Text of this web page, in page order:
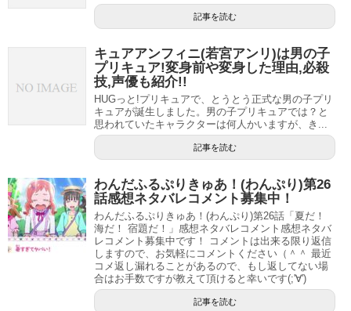
第28話の冒頭はもぐもぐがテレビのCMに出ている猫・りり
ーちゃんにものすごい惚の字になってしまうところからス
タート。
同じ犬ならともなく猫とは…果たしてもぐもぐの恋は成就
するのでしょうか(;´∀｀)
このりりーちゃんスイートプリキュアのセイレーンにちょ
記事を読む
キュアアンフィニ(若宮アンリ)は男の子
プリキュア!変身前や変身した理由,必殺
技,声優も紹介!!
HUGっと!プリキュアで、とうとう正式な男の子プリ
キュアが誕生しました。男の子プリキュアでは？と
思われていたキャラクターは何人かいますが、き...
記事を読む
わんだふるぷりきゅあ！(わんぷり)第26
話感想ネタバレコメント募集中！
わんだふるぷりきゅあ！(わんぷり)第26話「夏だ！
海だ！ 宿題だ！」感想ネタバレコメント感想ネタバ
レコメント募集中です！ コメントは出来る限り返信
しますので、お気軽にコメントください（＾＾ 最近
コメ返し漏れることがあるので、もし返してない場
合はお手数ですが教えて頂けると幸いです(;'∀')
記事を読む